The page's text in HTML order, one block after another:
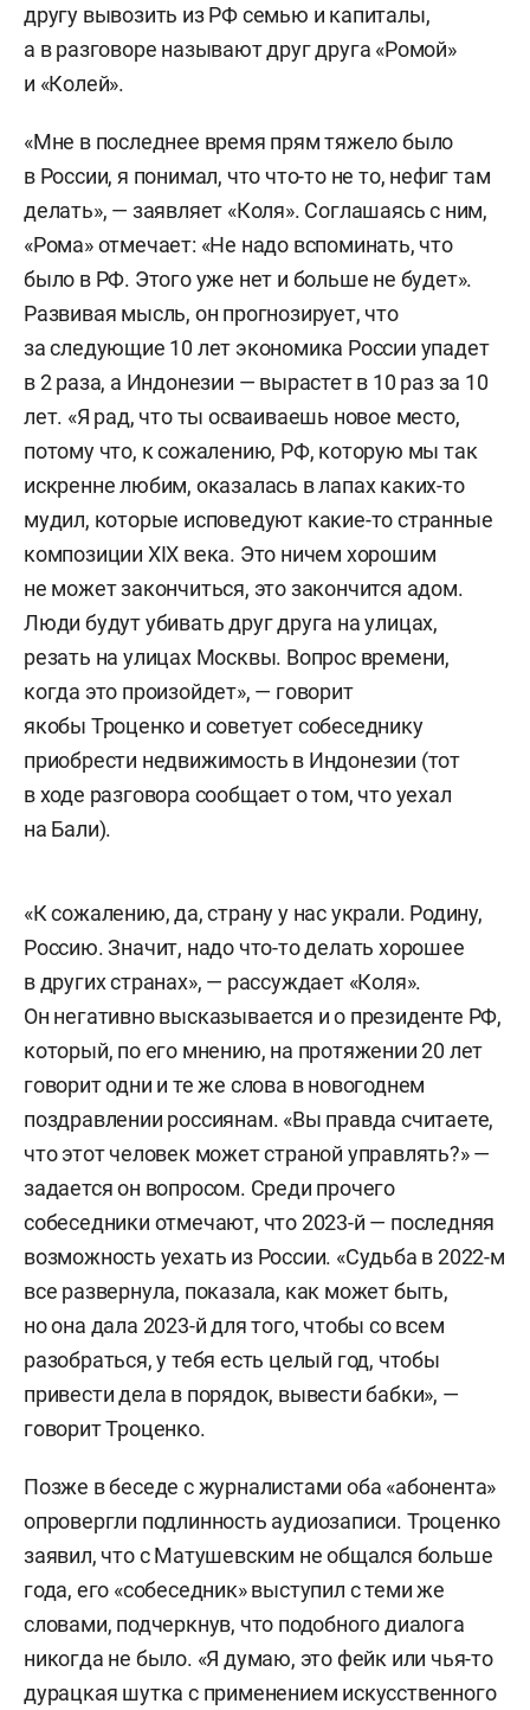
другу вывозить из РФ семью и капиталы,
а в разговоре называют друг друга «Ромой»
и «Колей».
«Мне в последнее время прям тяжело было
в России, я понимал, что что-то не то, нефиг там
делать», — заявляет «Коля». Соглашаясь с ним,
«Рома» отмечает: «Не надо вспоминать, что
было в РФ. Этого уже нет и больше не будет».
Развивая мысль, он прогнозирует, что
за следующие 10 лет экономика России упадет
в 2 раза, а Индонезии — вырастет в 10 раз за 10
лет. «Я рад, что ты осваиваешь новое место,
потому что, к сожалению, РФ, которую мы так
искренне любим, оказалась в лапах каких-то
мудил, которые исповедуют какие-то странные
композиции XIX века. Это ничем хорошим
не может закончиться, это закончится адом.
Люди будут убивать друг друга на улицах,
резать на улицах Москвы. Вопрос времени,
когда это произойдет», — говорит
якобы Троценко и советует собеседнику
приобрести недвижимость в Индонезии (тот
в ходе разговора сообщает о том, что уехал
на Бали).
«К сожалению, да, страну у нас украли. Родину,
Россию. Значит, надо что-то делать хорошее
в других странах», — рассуждает «Коля».
Он негативно высказывается и о президенте РФ,
который, по его мнению, на протяжении 20 лет
говорит одни и те же слова в новогоднем
поздравлении россиянам. «Вы правда считаете,
что этот человек может страной управлять?» —
задается он вопросом. Среди прочего
собеседники отмечают, что 2023-й — последняя
возможность уехать из России. «Судьба в 2022-м
все развернула, показала, как может быть,
но она дала 2023-й для того, чтобы со всем
разобраться, у тебя есть целый год, чтобы
привести дела в порядок, вывести бабки», —
говорит Троценко.
Позже в беседе с журналистами оба «абонента»
опровергли подлинность аудиозаписи. Троценко
заявил, что с Матушевским не общался больше
года, его «собеседник» выступил с теми же
словами, подчеркнув, что подобного диалога
никогда не было. «Я думаю, это фейк или чья-то
дурацкая шутка с применением искусственного